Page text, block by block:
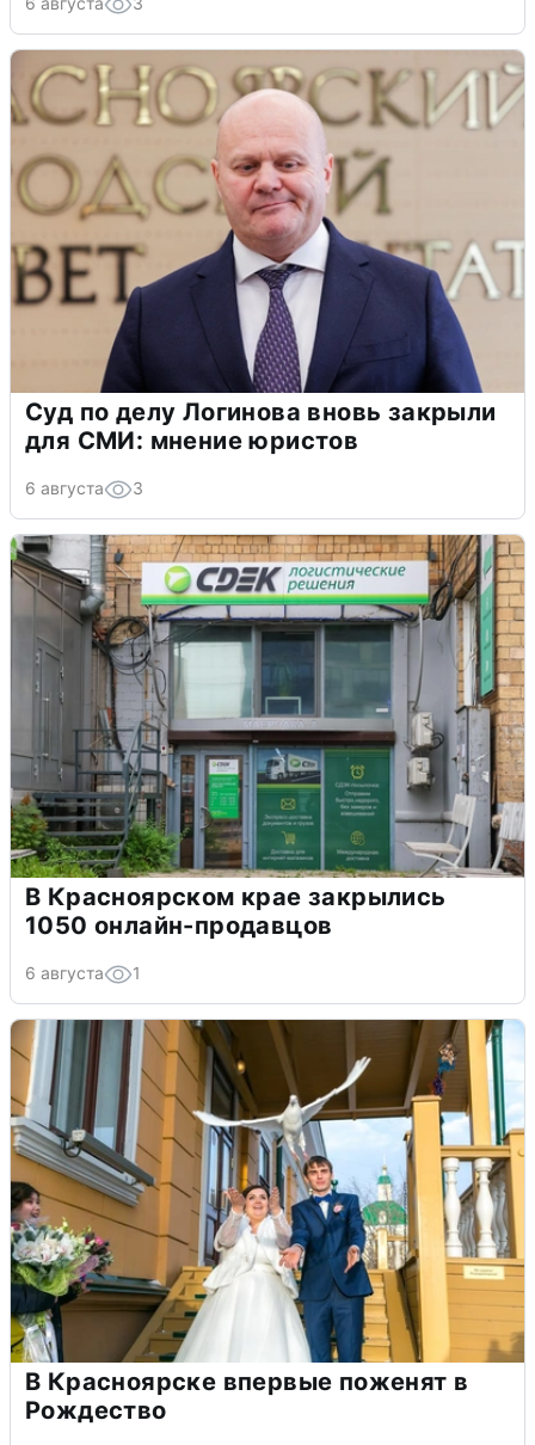
Суд по делу Логинова вновь закрыли
для СМИ: мнение юристов
6 августа 3
В Красноярском крае закрылись
1050 онлайн-продавцов
6 августа 1
В Красноярске впервые поженят в
Рождество